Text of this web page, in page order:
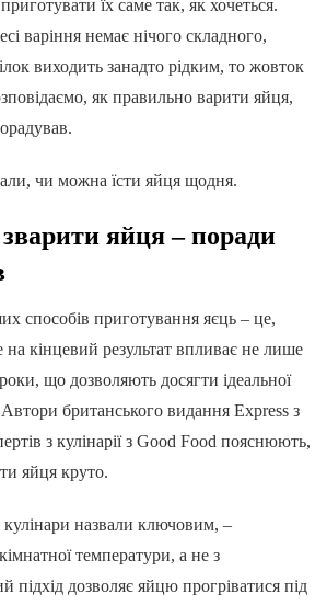
їх саме так, як хочеться.
варіння немає нічого складного,
виходить занадто рідким, то жовток
як правильно варити яйця,
чи можна їсти яйця щодня.
яйця – поради
способів приготування яєць – це,
на кінцевий результат впливає не лише
що дозволяють досягти ідеальної
британського видання Express з
з кулінарії з Good Food пояснюють,
яйця круто.
назвали ключовим, –
температури, а не з
підхід дозволяє яйцю прогріватися під